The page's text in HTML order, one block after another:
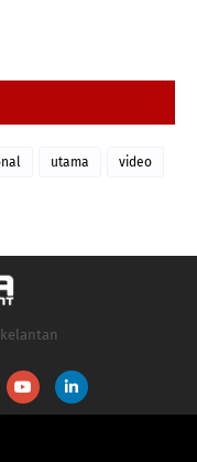
utama video